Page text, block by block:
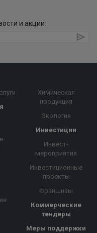
и акции:
Химическая
продукция
Экология
Инвестиции
Инвест-
мероприятия
Инвестиционные
проекты
Франшизы
Коммерческие
тендеры
Меры поддержки